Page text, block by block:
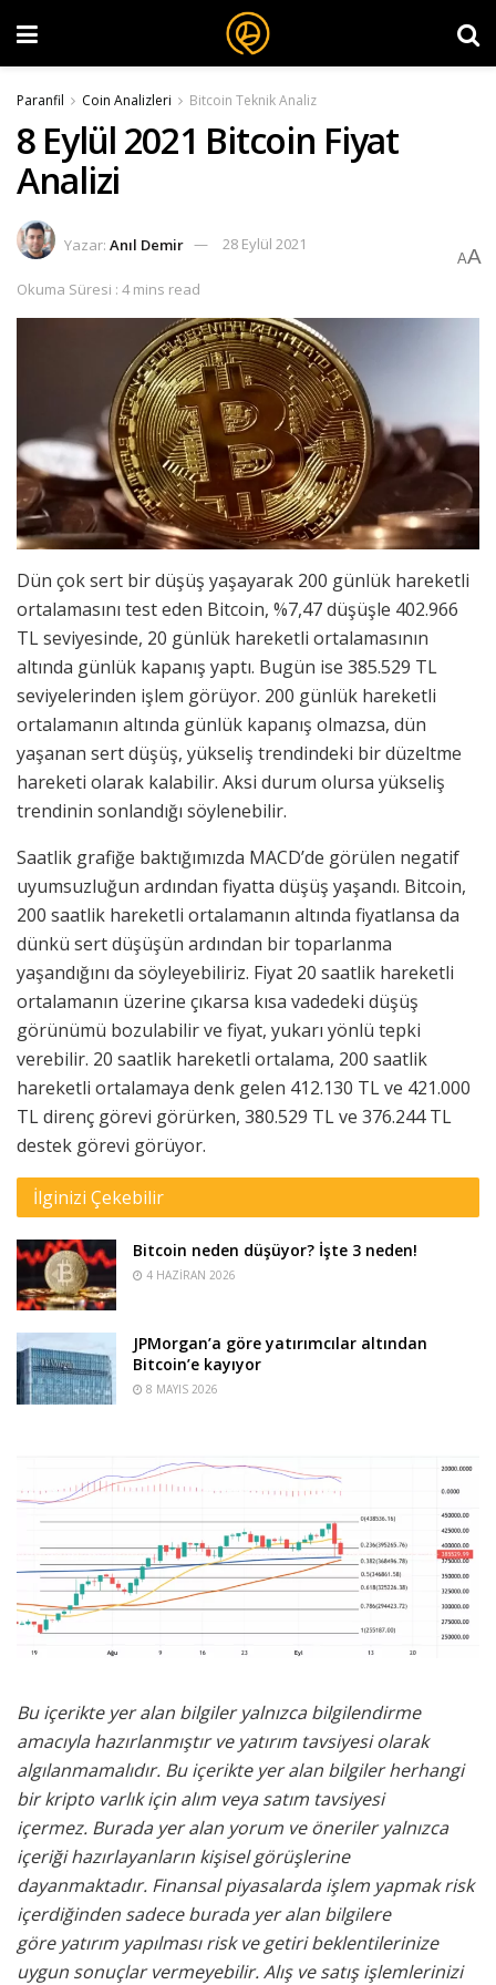
Paranfil Coin Analizleri Bitcoin Teknik Analiz
8 Eylül 2021 Bitcoin Fiyat
Analizi
Yazar: Anıl Demir 28 Eylül 2021
Okuma Süresi : 4 mins read
AA
Dün çok sert bir düşüş yaşayarak 200 günlük hareketli
ortalamasını test eden Bitcoin, %7,47 düşüşle 402.966
TL seviyesinde, 20 günlük hareketli ortalamasının
altında günlük kapanış yaptı. Bugün ise 385.529 TL
seviyelerinden işlem görüyor. 200 günlük hareketli
ortalamanın altında günlük kapanış olmazsa, dün
yaşanan sert düşüş, yükseliş trendindeki bir düzeltme
hareketi olarak kalabilir. Aksi durum olursa yükseliş
trendinin sonlandığı söylenebilir.
Saatlik grafiğe baktığımızda MACD’de görülen negatif
uyumsuzluğun ardından fiyatta düşüş yaşandı. Bitcoin,
200 saatlik hareketli ortalamanın altında fiyatlansa da
dünkü sert düşüşün ardından bir toparlanma
yaşandığını da söyleyebiliriz. Fiyat 20 saatlik hareketli
ortalamanın üzerine çıkarsa kısa vadedeki düşüş
görünümü bozulabilir ve fiyat, yukarı yönlü tepki
verebilir. 20 saatlik hareketli ortalama, 200 saatlik
hareketli ortalamaya denk gelen 412.130 TL ve 421.000
TL direnç görevi görürken, 380.529 TL ve 376.244 TL
destek görevi görüyor.
İlginizi Çekebilir
Bitcoin neden düşüyor? İşte 3 neden!
4 HAZIRAN 2026
JPMorgan’a göre yatırımcılar altından
Bitcoin’e kayıyor
8 MAYIS 2026
Bu içerikte yer alan bilgiler yalnızca bilgilendirme
amacıyla hazırlanmıştır ve yatırım tavsiyesi olarak
algılanmamalıdır. Bu içerikte yer alan bilgiler herhangi
bir kripto varlık için alım veya satım tavsiyesi
içermez. Burada yer alan yorum ve öneriler yalnızca
içeriği hazırlayanların kişisel görüşlerine
dayanmaktadır. Finansal piyasalarda işlem yapmak risk
içerdiğinden sadece burada yer alan bilgilere
göre yatırım yapılması risk ve getiri beklentilerinize
uygun sonuçlar vermeyebilir. Alış ve satış işlemlerinizi